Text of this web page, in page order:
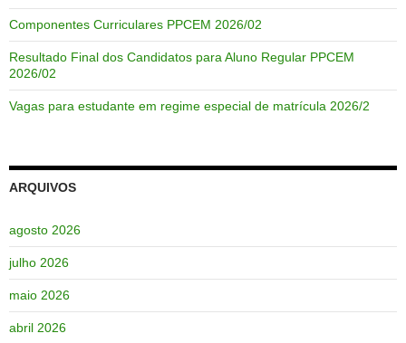
Componentes Curriculares PPCEM 2026/02
Resultado Final dos Candidatos para Aluno Regular PPCEM
2026/02
Vagas para estudante em regime especial de matrícula 2026/2
ARQUIVOS
agosto 2026
julho 2026
maio 2026
abril 2026